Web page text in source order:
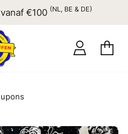
€100 (NL, BE & DE)